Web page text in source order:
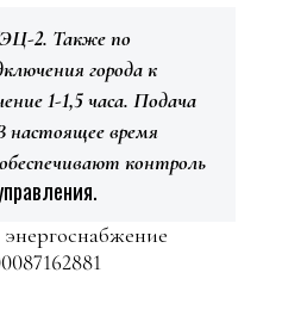
2. Также по
города к
1-1,5 часа. Подача
настоящее время
контроль